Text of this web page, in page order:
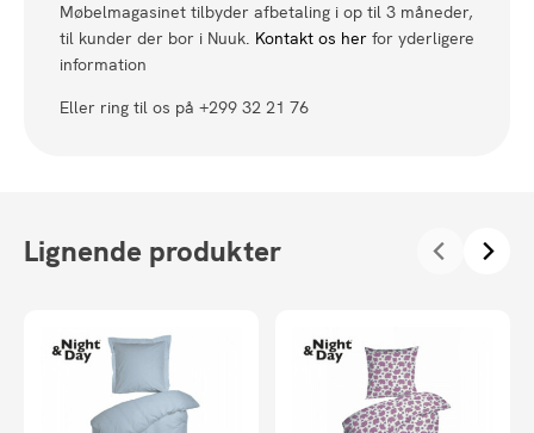
Møbelmagasinet tilbyder afbetaling i op til 3 måneder,
til kunder der bor i Nuuk. Kontakt os her for yderligere
information
Eller ring til os på +299 32 21 76
Lignende produkter